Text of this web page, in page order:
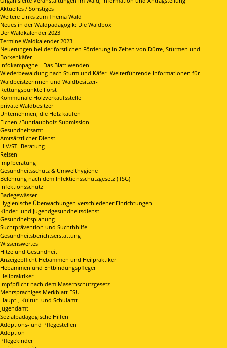
Aktuelles / Sonstiges
Weitere Links zum Thema Wald
Neues in der Waldpädagogik: Die Waldbox
Der Waldkalender 2023
Termine Waldkalender 2023
Neuerungen bei der forstlichen Förderung in Zeiten von Dürre, Stürmen und
Borkenkäfer
Infokampagne - Das Blatt wenden -
Wiederbewaldung nach Sturm und Käfer -Weiterführende Informationen für
Waldbeistzerinnen und Waldbesitzer-
Rettungspunkte Forst
Kommunale Holzverkaufsstelle
private Waldbesitzer
Unternehmen, die Holz kaufen
Eichen-/Buntlaubholz-Submission
Gesundheitsamt
Amtsärztlicher Dienst
HIV/STI-Beratung
Reisen
Impfberatung
Gesundheitsschutz & Umwelthygiene
Belehrung nach dem Infektionsschutzgesetz (IfSG)
Infektionsschutz
Badegewässer
Hygienische Überwachungen verschiedener Einrichtungen
Kinder- und Jugendgesundheitsdienst
Gesundheitsplanung
Suchtprävention und Suchthhilfe
Gesundheitsberichtserstattung
Wissenswertes
Hitze und Gesundheit
Anzeigepflicht Hebammen und Heilpraktiker
Hebammen und Entbindungspfleger
Heilpraktiker
Impfpflicht nach dem Masernschutzgesetz
Mehrsprachiges Merkblatt ESU
Haupt-, Kultur- und Schulamt
Jugendamt
Sozialpädagogische Hilfen
Adoptions- und Pflegestellen
Adoption
Pflegekinder